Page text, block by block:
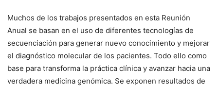
Muchos de los trabajos presentados en esta Reunión
Anual se basan en el uso de diferentes tecnologías de
secuenciación para generar nuevo conocimiento y mejorar
el diagnóstico molecular de los pacientes. Todo ello como
base para transforma la práctica clínica y avanzar hacia una
verdadera medicina genómica. Se exponen resultados de